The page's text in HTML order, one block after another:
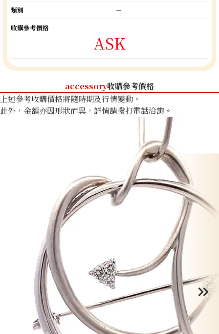
類別
ー
收購參考價格
ASK
accessory收購參考價格
上述參考收購價格將隨時期及行情變動。
此外，金額亦因形狀而異，詳情請撥打電話洽詢。